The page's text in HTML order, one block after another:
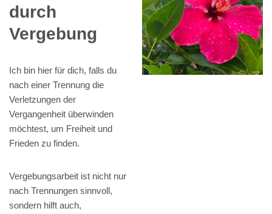
durch
Vergebung
Ich bin hier für dich, falls du
nach einer Trennung die
Verletzungen der
Vergangenheit überwinden
möchtest, um Freiheit und
Frieden zu finden.
Vergebungsarbeit ist nicht nur
nach Trennungen sinnvoll,
sondern hilft auch,